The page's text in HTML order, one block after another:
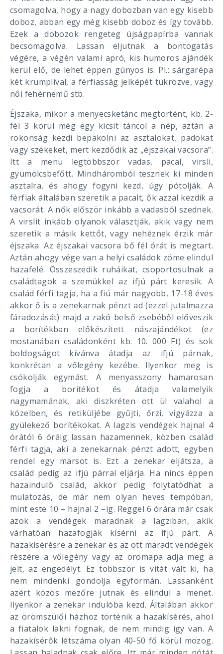
csomagolva, hogy a nagy dobozban van egy kisebb
doboz, abban egy még kisebb doboz és így tovább.
Ezek a dobozok rengeteg újságpapírba vannak
becsomagolva. Lassan eljutnak a bontogatás
végére, a végén valami apró, kis humoros ajándék
kerül elő, de lehet éppen gúnyos is. Pl.: sárgarépa
két krumplival, a férfiasság jelképét tükrözve, vagy
női fehérnemű stb.
Éjszaka, mikor a menyecsketánc megtörtént, kb. 2-
fél 3 körül még egy kicsit táncol a nép, aztán a
rokonság kezdi bepakolni az asztalokat, padokat
vagy székeket, mert kezdődik az „éjszakai vacsora”.
Itt a menü legtöbbször vadas, pacal, virsli,
gyümölcsbefőtt. Mindháromból tesznek ki minden
asztalra, és ahogy fogyni kezd, úgy pótolják. A
férfiak általában szeretik a pacalt, ők azzal kezdik a
vacsorát. A nők először inkább a vadasból szednek.
A virslit inkább olyanok választják, akik vagy nem
szeretik a másik kettőt, vagy nehéznek érzik már
éjszaka. Az éjszakai vacsora bő fél órát is megtart.
Aztán ahogy vége van a helyi családok zöme elindul
hazafelé. Összeszedik ruháikat, csoportosulnak a
családtagok a szemükkel az ifjú párt keresik. A
család férfi tagja, ha a fiú már nagyobb, 17-18 éves
akkor ő is a zenekarnak pénzt ad (ezzel jutalmazza
fáradozását) majd a zakó belső zsebéből előveszik
a borítékban előkészített nászajándékot (ez
mostanában családonként kb. 10. 000 Ft) és sok
boldogságot kívánva átadja az ifjú párnak,
konkrétan a vőlegény kezébe. Ilyenkor meg is
csókolják egymást. A menyasszony hamarosan
fogja a borítékot és átadja valamelyik
nagymamának, aki diszkréten ott ül valahol a
közelben, és retiküljébe gyűjti, őrzi, vigyázza a
gyülekező borítékokat. A lagzis vendégek hajnal 4
órától 6 óráig lassan hazamennek, közben család
férfi tagja, aki a zenekarnak pénzt adott, egyben
rendel egy marsot is. Ezt a zenekar eljátsza, a
család pedig az ifjú párral eljárja. Ha nincs éppen
hazainduló család, akkor pedig folytatódhat a
mulatozás, de már nem olyan heves tempóban,
mint este 10 – hajnal 2 –ig. Reggel 6 órára már csak
azok a vendégek maradnak a lagziban, akik
várhatóan hazafogják kísérni az ifjú párt. A
hazakísérésre a zenekar és az ott maradt vendégek
részére a vőlegény vagy az örömapa adja meg a
jelt, az engedélyt. Ez többször is vitát vált ki, ha
nem mindenki gondolja egyformán. Lassanként
azért közös mezőre jutnak és elindul a menet.
Ilyenkor a zenekar indulóba kezd. Általában akkor
az örömszülői házhoz történik a hazakísérés, ahol
a fiatalok lakni fognak, de nem mindig így van. A
hazakísérők létszáma olyan 40-50 fő körül mozog.